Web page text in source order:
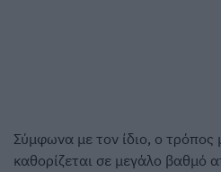
Σύμφωνα με τον ίδιο, ο τρόπος
καθορίζεται σε μεγάλο βαθμό